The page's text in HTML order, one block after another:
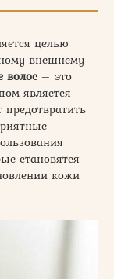
целью
внешнему
волос – это
является
становятся
кожи